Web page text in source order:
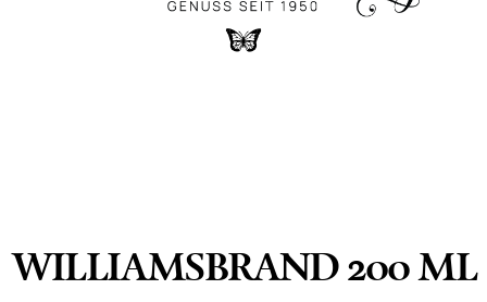
WILLIAMSBRAND 200 ML